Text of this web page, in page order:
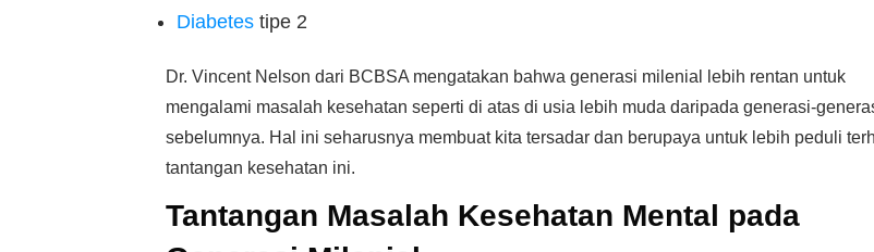
Diabetes tipe 2
Dr. Vincent Nelson dari BCBSA mengatakan bahwa generasi milenial lebih rentan untuk
mengalami masalah kesehatan seperti di atas di usia lebih muda daripada generasi-
sebelumnya. Hal ini seharusnya membuat kita tersadar dan berupaya untuk lebih peduli
tantangan kesehatan ini.
Tantangan Masalah Kesehatan Mental pada